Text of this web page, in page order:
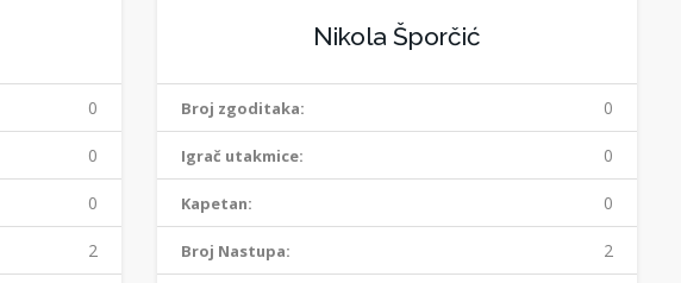
0
0
0
2
Nikola Šporčić
Broj zgoditaka: 0
Igrač utakmice: 0
Kapetan: 0
Broj Nastupa: 2